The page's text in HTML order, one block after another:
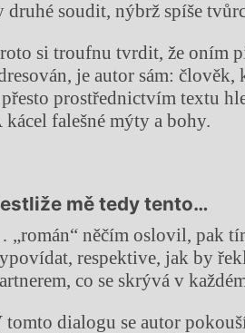
druhé soudit, nýbrž spíše
si troufnu tvrdit, že oním
je autor sám:
přesto prostřednictvím textu
kácel falešné mýty a bohy.
mě tedy tento…
„román“ něčím oslovil, pak
respektive, jak by
co se skrývá v
tomto dialogu se autor